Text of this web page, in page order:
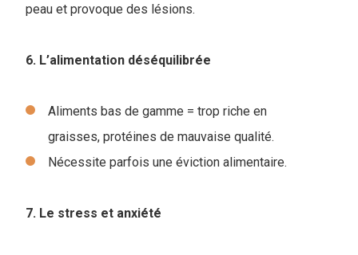
peau et provoque des lésions.
6. L’alimentation déséquilibrée
Aliments bas de gamme = trop riche en
graisses, protéines de mauvaise qualité.
Nécessite parfois une éviction alimentaire.
7. Le stress et anxiété